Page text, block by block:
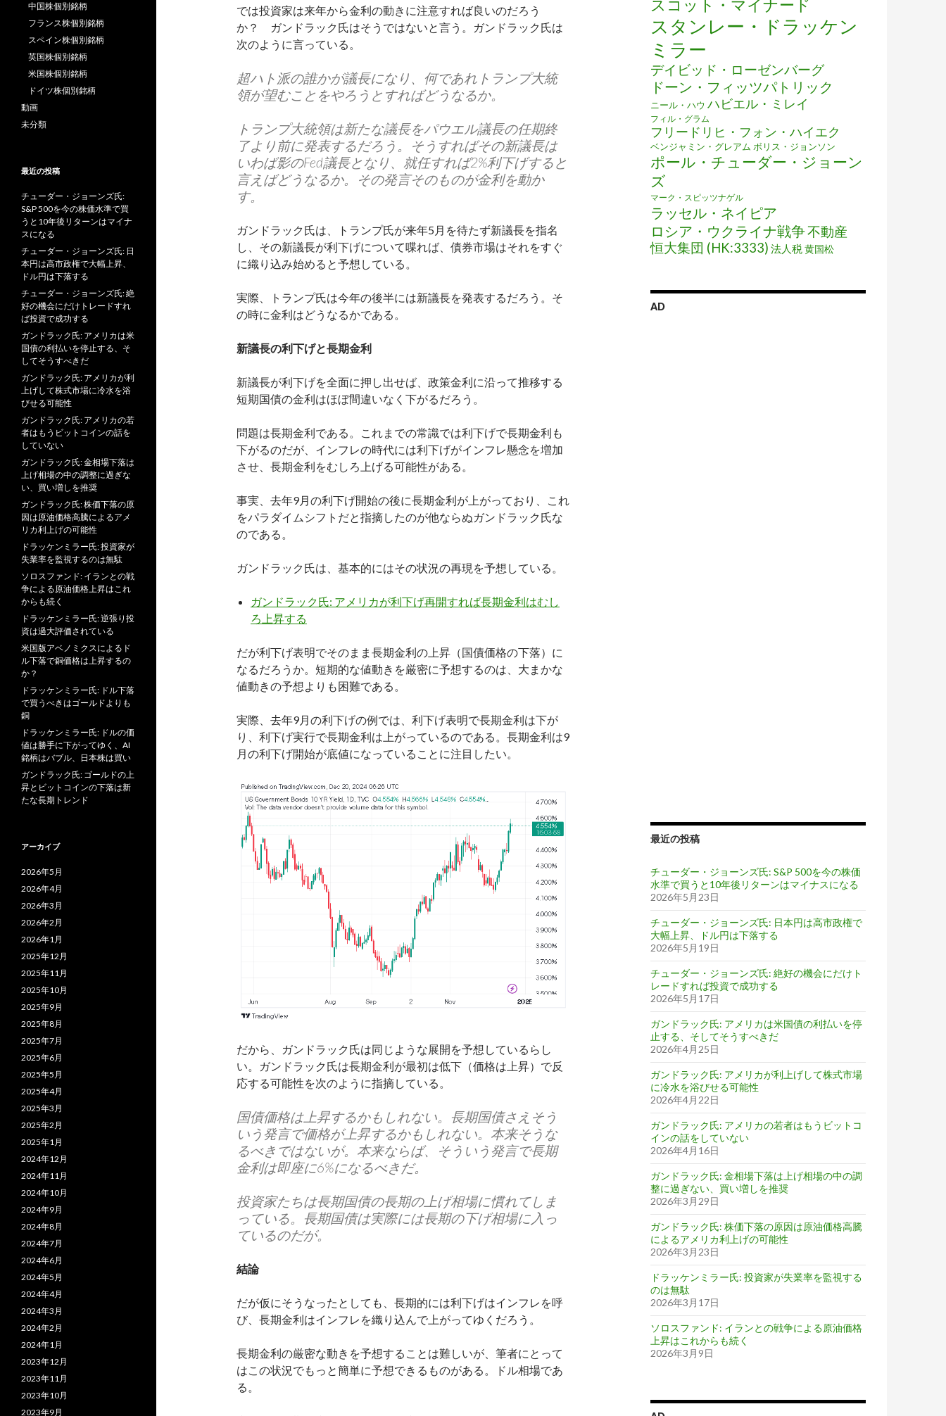
では投資家は来年から金利の動きに注意すれば良いのだろう
か？ ガンドラック氏はそうではないと言う。ガンドラック氏は
次のように言っている。
超ハト派の誰かが議長になり、何であれトランプ大統
領が望むことをやろうとすればどうなるか。
トランプ大統領は新たな議長をパウエル議長の任期終
了より前に発表するだろう。そうすればその新議長は
いわば影のFed議長となり、就任すれば2%利下げすると
言えばどうなるか。その発言そのものが金利を動か
す。
ガンドラック氏は、トランプ氏が来年5月を待たず新議長を指名
し、その新議長が利下げについて喋れば、債券市場はそれをすぐ
に織り込み始めると予想している。
実際、トランプ氏は今年の後半には新議長を発表するだろう。そ
の時に金利はどうなるかである。
新議長の利下げと長期金利
新議長が利下げを全面に押し出せば、政策金利に沿って推移する
短期国債の金利はほぼ間違いなく下がるだろう。
問題は長期金利である。これまでの常識では利下げで長期金利も
下がるのだが、インフレの時代には利下げがインフレ懸念を増加
させ、長期金利をむしろ上げる可能性がある。
事実、去年9月の利下げ開始の後に長期金利が上がっており、これ
をパラダイムシフトだと指摘したのが他ならぬガンドラック氏な
のである。
ガンドラック氏は、基本的にはその状況の再現を予想している。
ガンドラック氏: アメリカが利下げ再開すれば長期金利はむし
ろ上昇する
だが利下げ表明でそのまま長期金利の上昇（国債価格の下落）に
なるだろうか。短期的な値動きを厳密に予想するのは、大まかな
値動きの予想よりも困難である。
実際、去年9月の利下げの例では、利下げ表明で長期金利は下が
り、利下げ実行で長期金利は上がっているのである。長期金利は9
月の利下げ開始が底値になっていることに注目したい。
だから、ガンドラック氏は同じような展開を予想しているらし
い。ガンドラック氏は長期金利が最初は低下（価格は上昇）で反
応する可能性を次のように指摘している。
国債価格は上昇するかもしれない。長期国債さえそう
いう発言で価格が上昇するかもしれない。本来そうな
るべきではないが。本来ならば、そういう発言で長期
金利は即座に6%になるべきだ。
投資家たちは長期国債の長期の上げ相場に慣れてしま
っている。長期国債は実際には長期の下げ相場に入っ
ているのだが。
結論
だが仮にそうなったとしても、長期的には利下げはインフレを呼
び、長期金利はインフレを織り込んで上がってゆくだろう。
長期金利の厳密な動きを予想することは難しいが、筆者にとって
はこの状況でもっと簡単に予想できるものがある。ドル相場であ
る。
スコット・マイナード
スタンレー・ドラッケン
ミラー
デイビッド・ローゼンバーグ
ドーン・フィッツパトリック
ニール・ハウ ハビエル・ミレイ
フィル・グラム
フリードリヒ・フォン・ハイエク
ベンジャミン・グレアム ボリス・ジョンソン
ポール・チューダー・ジョーン
ズ
マーク・スピッツナゲル
ラッセル・ネイピア
ロシア・ウクライナ戦争不動産
恒大集団 (HK:3333) 法人税黄国松
AD
最近の投稿
チューダー・ジョーンズ氏: S&P 500を今の株価
水準で買うと10年後リターンはマイナスになる
2026年5月23日
チューダー・ジョーンズ氏: 日本円は高市政権で
大幅上昇、ドル円は下落する
2026年5月19日
チューダー・ジョーンズ氏: 絶好の機会にだけト
レードすれば投資で成功する
2026年5月17日
ガンドラック氏: アメリカは米国債の利払いを停
止する、そしてそうすべきだ
2026年4月25日
ガンドラック氏: アメリカが利上げして株式市場
に冷水を浴びせる可能性
2026年4月22日
ガンドラック氏: アメリカの若者はもうビットコ
インの話をしていない
2026年4月16日
ガンドラック氏: 金相場下落は上げ相場の中の調
整に過ぎない、買い増しを推奨
2026年3月29日
ガンドラック氏: 株価下落の原因は原油価格高騰
によるアメリカ利上げの可能性
2026年3月23日
ドラッケンミラー氏: 投資家が失業率を監視する
のは無駄
2026年3月17日
ソロスファンド: イランとの戦争による原油価格
上昇はこれからも続く
2026年3月9日
中国株個別銘柄
フランス株個別銘柄
スペイン株個別銘柄
英国株個別銘柄
米国株個別銘柄
ドイツ株個別銘柄
動画
未分類
最近の投稿
チューダー・ジョーンズ氏:
S&P 500を今の株価水準で買
うと10年後リターンはマイナ
スになる
チューダー・ジョーンズ氏: 日
本円は高市政権で大幅上昇、
ドル円は下落する
チューダー・ジョーンズ氏: 絶
好の機会にだけトレードすれ
ば投資で成功する
ガンドラック氏: アメリカは米
国債の利払いを停止する、そ
してそうすべきだ
ガンドラック氏: アメリカが利
上げして株式市場に冷水を浴
びせる可能性
ガンドラック氏: アメリカの若
者はもうビットコインの話を
していない
ガンドラック氏: 金相場下落は
上げ相場の中の調整に過ぎな
い、買い増しを推奨
ガンドラック氏: 株価下落の原
因は原油価格高騰によるアメ
リカ利上げの可能性
ドラッケンミラー氏: 投資家が
失業率を監視するのは無駄
ソロスファンド: イランとの戦
争による原油価格上昇はこれ
からも続く
ドラッケンミラー氏: 逆張り投
資は過大評価されている
米国版アベノミクスによるド
ル下落で銅価格は上昇するの
か？
ドラッケンミラー氏: ドル下落
で買うべきはゴールドよりも
銅
ドラッケンミラー氏: ドルの価
値は勝手に下がってゆく、AI
銘柄はバブル、日本株は買い
ガンドラック氏: ゴールドの上
昇とビットコインの下落は新
たな長期トレンド
アーカイブ
2026年5月
2026年4月
2026年3月
2026年2月
2026年1月
2025年12月
2025年11月
2025年10月
2025年9月
2025年8月
2025年7月
2025年6月
2025年5月
2025年4月
2025年3月
2025年2月
2025年1月
2024年12月
2024年11月
2024年10月
2024年9月
2024年8月
2024年7月
2024年6月
2024年5月
2024年4月
2024年3月
2024年2月
2024年1月
2023年12月
2023年11月
2023年10月
2023年9月